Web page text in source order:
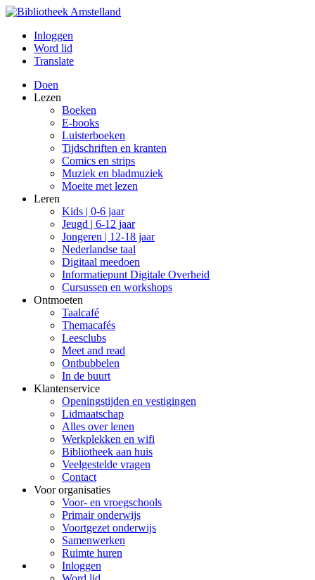
Inloggen
Word lid
Translate
Doen
Lezen
Boeken
E-books
Luisterboeken
Tijdschriften en kranten
Comics en strips
Muziek en bladmuziek
Moeite met lezen
Leren
Kids | 0-6 jaar
Jeugd | 6-12 jaar
Jongeren | 12-18 jaar
Nederlandse taal
Digitaal meedoen
Informatiepunt Digitale Overheid
Cursussen en workshops
Ontmoeten
Taalcafé
Themacafés
Leesclubs
Meet and read
Ontbubbelen
In de buurt
Klantenservice
Openingstijden en vestigingen
Lidmaatschap
Alles over lenen
Werkplekken en wifi
Bibliotheek aan huis
Veelgestelde vragen
Contact
Voor organisaties
Voor- en vroegschools
Primair onderwijs
Voortgezet onderwijs
Samenwerken
Ruimte huren
Inloggen